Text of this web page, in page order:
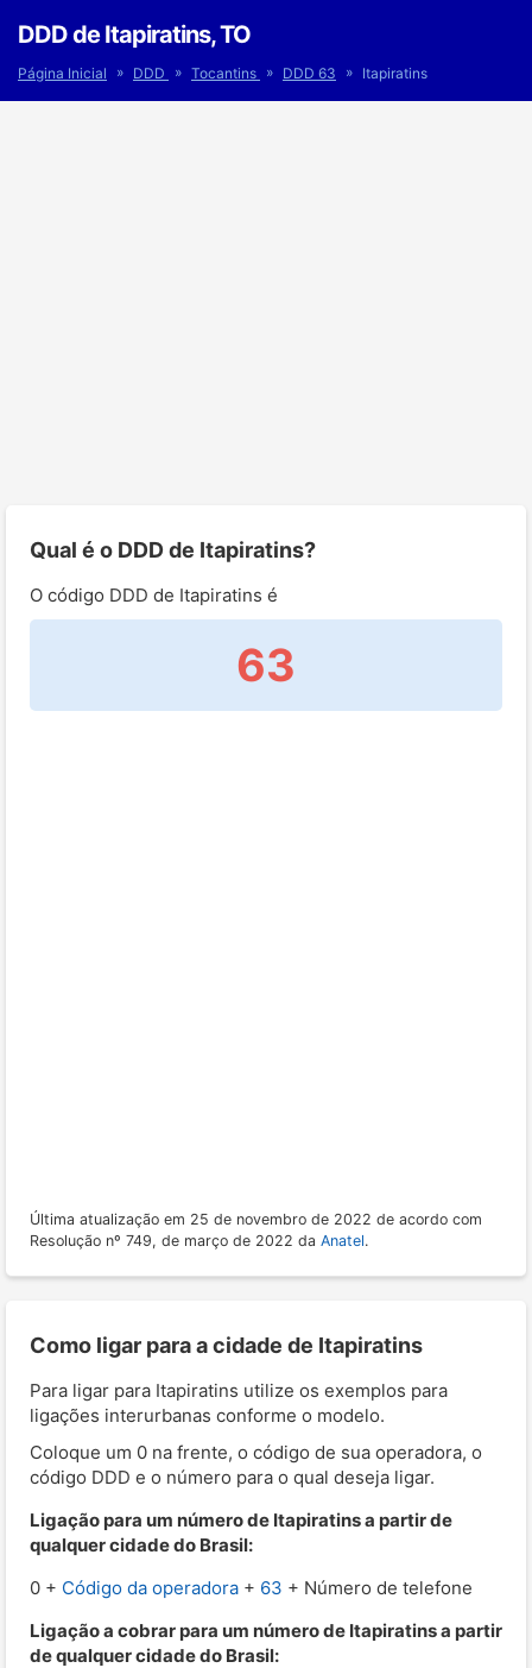
DDD de Itapiratins, TO
Página Inicial » DDD » Tocantins » DDD 63 » Itapiratins
Qual é o DDD de Itapiratins?
O código DDD de Itapiratins é
63
Última atualização em 25 de novembro de 2022 de acordo com
Resolução nº 749, de março de 2022 da Anatel.
Como ligar para a cidade de Itapiratins
Para ligar para Itapiratins utilize os exemplos para
ligações interurbanas conforme o modelo.
Coloque um 0 na frente, o código de sua operadora, o
código DDD e o número para o qual deseja ligar.
Ligação para um número de Itapiratins a partir de
qualquer cidade do Brasil:
0 + Código da operadora + 63 + Número de telefone
Ligação a cobrar para um número de Itapiratins a partir
de qualquer cidade do Brasil: